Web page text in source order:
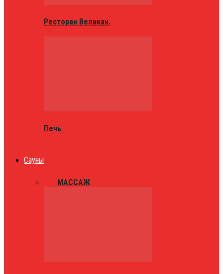
Ресторан Великан.
Печь
Сауны
МАССАЖ